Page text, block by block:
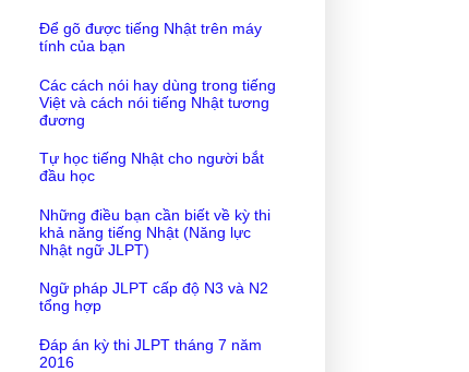
Để gõ được tiếng Nhật trên máy
tính của bạn
Các cách nói hay dùng trong tiếng
Việt và cách nói tiếng Nhật tương
đương
Tự học tiếng Nhật cho người bắt
đầu học
Những điều bạn cần biết về kỳ thi
khả năng tiếng Nhật (Năng lực
Nhật ngữ JLPT)
Ngữ pháp JLPT cấp độ N3 và N2
tổng hợp
Đáp án kỳ thi JLPT tháng 7 năm
2016